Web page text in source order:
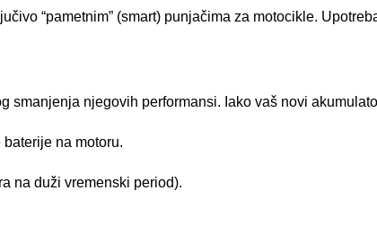
“pametnim” (smart) punjačima za motocikle.
smanjenja njegovih performansi. Iako vaš novi
na motoru.
na duži vremenski period).